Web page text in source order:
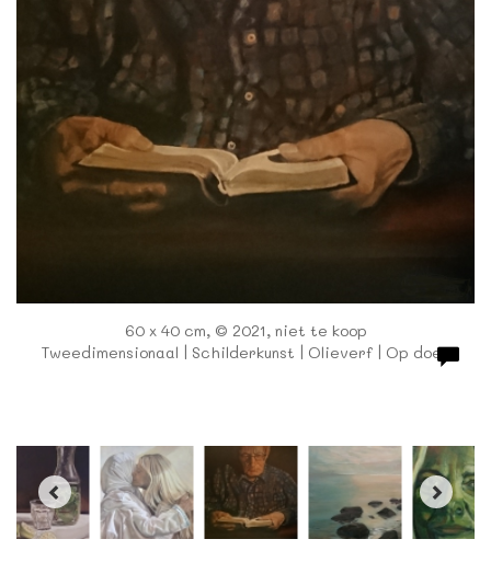
60 x 40 cm, © 2021, niet te koop
Tweedimensionaal | Schilderkunst | Olieverf | Op doek